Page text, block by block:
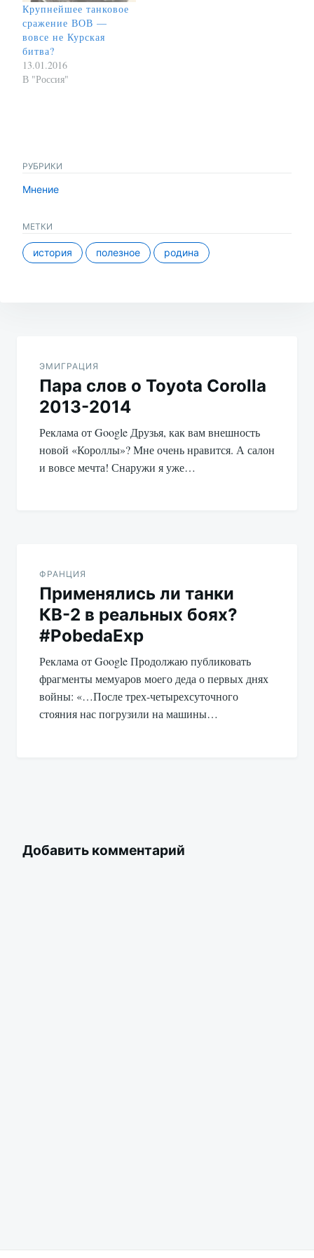
Крупнейшее танковое
сражение ВОВ —
вовсе не Курская
битва?
13.01.2016
В "Россия"
РУБРИКИ
Мнение
МЕТКИ
история полезное родина
записям
ЭМИГРАЦИЯ
Пара слов о Toyota Corolla
2013-2014
Реклама от Google Друзья, как вам внешность
новой «Короллы»? Мне очень нравится. А салон
и вовсе мечта! Снаружи я уже…
ФРАНЦИЯ
Применялись ли танки
КВ-2 в реальных боях?
#PobedaExp
Реклама от Google Продолжаю публиковать
фрагменты мемуаров моего деда о первых днях
войны: «…После трех-четырехсуточного
стояния нас погрузили на машины…
Добавить комментарий